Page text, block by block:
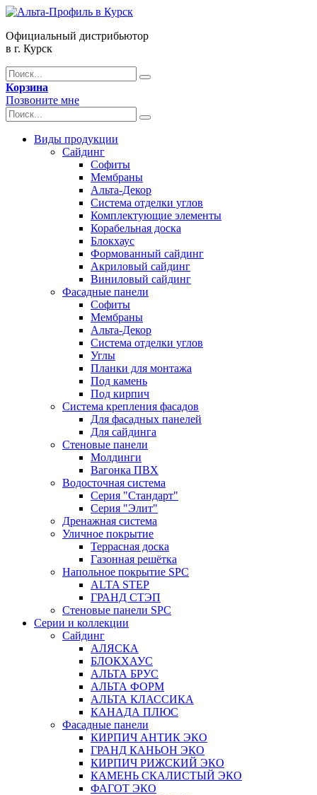
Официальный дистрибьютор
в г. Курск
Корзина
Позвоните мне
Виды продукции
Сайдинг
Софиты
Мембраны
Альта-Декор
Система отделки углов
Комплектующие элементы
Корабельная доска
Блокхаус
Формованный сайдинг
Акриловый сайдинг
Виниловый сайдинг
Фасадные панели
Софиты
Мембраны
Альта-Декор
Система отделки углов
Углы
Планки для монтажа
Под камень
Под кирпич
Система крепления фасадов
Для фасадных панелей
Для сайдинга
Стеновые панели
Молдинги
Вагонка ПВХ
Водосточная система
Серия "Стандарт"
Серия "Элит"
Дренажная система
Уличное покрытие
Террасная доска
Газонная решётка
Напольное покрытие SPC
ALTA STEP
ГРАНД СТЭП
Стеновые панели SPC
Серии и коллекции
Сайдинг
АЛЯСКА
БЛОКХАУС
АЛЬТА БРУС
АЛЬТА ФОРМ
АЛЬТА КЛАССИКА
КАНАДА ПЛЮС
Фасадные панели
КИРПИЧ АНТИК ЭКО
ГРАНД КАНЬОН ЭКО
КИРПИЧ РИЖСКИЙ ЭКО
КАМЕНЬ СКАЛИСТЫЙ ЭКО
ФАГОТ ЭКО